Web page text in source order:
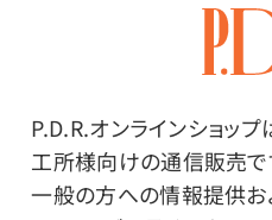
P.D.R.オンラインショッ
工所様向けの通信販売で
一般の方への情報提供お
ワックスなし部分のふんわ